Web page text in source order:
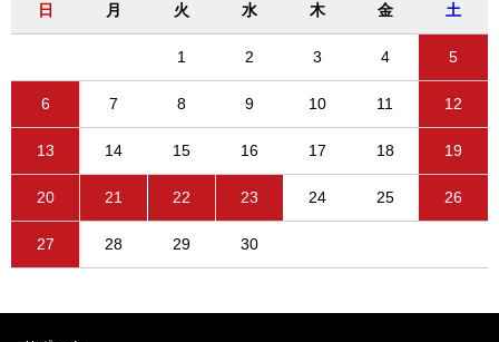
日 月 火 水 木 金 土
1 2 3 4 5
6 7 8 9 10 11 12
13 14 15 16 17 18 19
20 21 22 23 24 25 26
27 28 29 30